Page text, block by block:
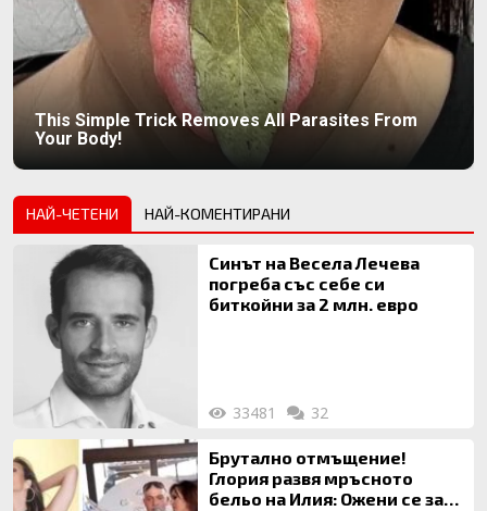
This Simple Trick Removes All Parasites From
Your Body!
НАЙ-ЧЕТЕНИ НАЙ-КОМЕНТИРАНИ
Синът на Весела Лечева
погреба със себе си
биткойни за 2 млн. евро
33481 32
Брутално отмъщение!
Глория развя мръсното
бельо на Илия: Ожени се за